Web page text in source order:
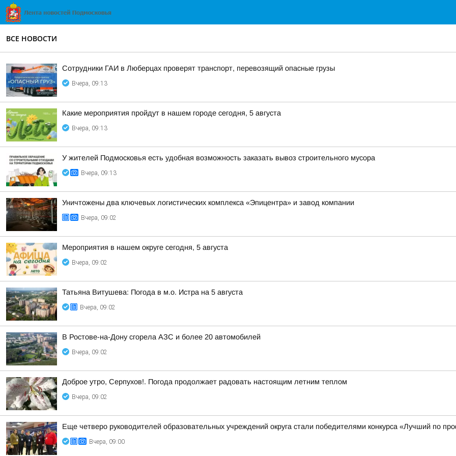
ВСЕ НОВОСТИ
Сотрудники ГАИ в Люберцах проверят транспорт, перевозящий опасные грузы
Вчера, 09:13
Какие мероприятия пройдут в нашем городе сегодня, 5 августа
Вчера, 09:13
У жителей Подмосковья есть удобная возможность заказать вывоз строительного мусора
Вчера, 09:13
Уничтожены два ключевых логистических комплекса «Эпицентра» и завод компании
Вчера, 09:02
Мероприятия в нашем округе сегодня, 5 августа
Вчера, 09:02
Татьяна Витушева: Погода в м.о. Истра на 5 августа
Вчера, 09:02
В Ростове-на-Дону сгорела АЗС и более 20 автомобилей
Вчера, 09:02
Доброе утро, Серпухов!. Погода продолжает радовать настоящим летним теплом
Вчера, 09:02
Еще четверо руководителей образовательных учреждений округа стали победителями конкурса «Лучший по
Вчера, 09:00